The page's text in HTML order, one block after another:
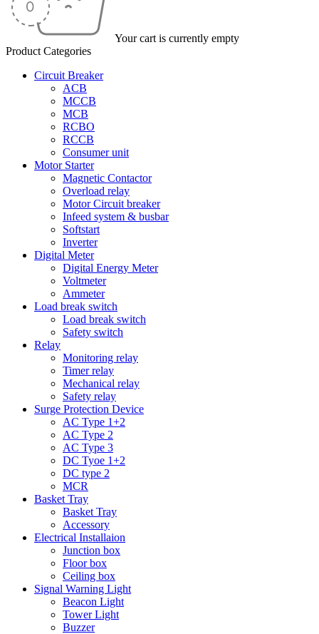
Your cart is currently empty
Product Categories
Circuit Breaker
ACB
MCCB
MCB
RCBO
RCCB
Consumer unit
Motor Starter
Magnetic Contactor
Overload relay
Motor Circuit breaker
Infeed system & busbar
Softstart
Inverter
Digital Meter
Digital Energy Meter
Voltmeter
Ammeter
Load break switch
Load break switch
Safety switch
Relay
Monitoring relay
Timer relay
Mechanical relay
Safety relay
Surge Protection Device
AC Type 1+2
AC Type 2
AC Type 3
DC Tyoe 1+2
DC type 2
MCR
Basket Tray
Basket Tray
Accessory
Electrical Installaion
Junction box
Floor box
Ceiling box
Signal Warning Light
Beacon Light
Tower Light
Buzzer